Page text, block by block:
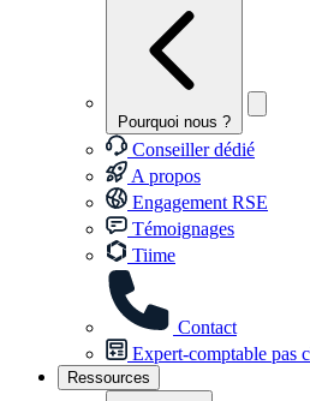
Pourquoi nous ?
Conseiller dédié
A propos
Engagement RSE
Témoignages
Tiime
Contact
Expert-comptable pas
Ressources